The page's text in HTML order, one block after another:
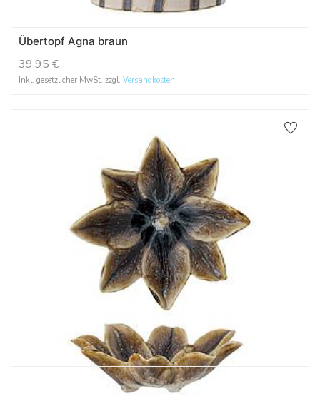
Übertopf Agna braun
39,95 €
Inkl. gesetzlicher MwSt. zzgl. Versandkosten